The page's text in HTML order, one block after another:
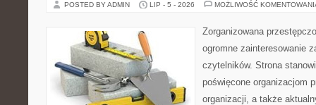
POSTED BY ADMIN LIP - 5 - 2026 MOŻLIWOŚĆ
Zorganizowana
ogromne zainteresowanie
czytelników. Strona
poświęcone organizacjom
organizacji, a także